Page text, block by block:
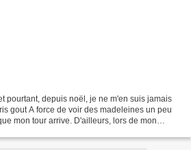
pourtant, depuis noël, je ne m'en suis jamais
gout A force de voir des madeleines un peu
mon tour arrive. D'ailleurs, lors de mon